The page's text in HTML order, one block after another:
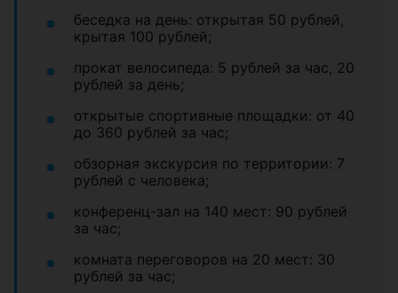
беседка на день: открытая 50 рублей,
крытая 100 рублей;
прокат велосипеда: 5 рублей за час, 20
рублей за день;
открытые спортивные площадки: от 40
до 360 рублей за час;
обзорная экскурсия по территории: 7
рублей с человека;
конференц-зал на 140 мест: 90 рублей
за час;
комната переговоров на 20 мест: 30
рублей за час;